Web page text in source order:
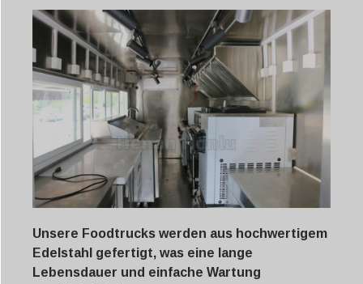
Unsere Foodtrucks werden aus hochwertigem
Edelstahl gefertigt, was eine lange
Lebensdauer und einfache Wartung